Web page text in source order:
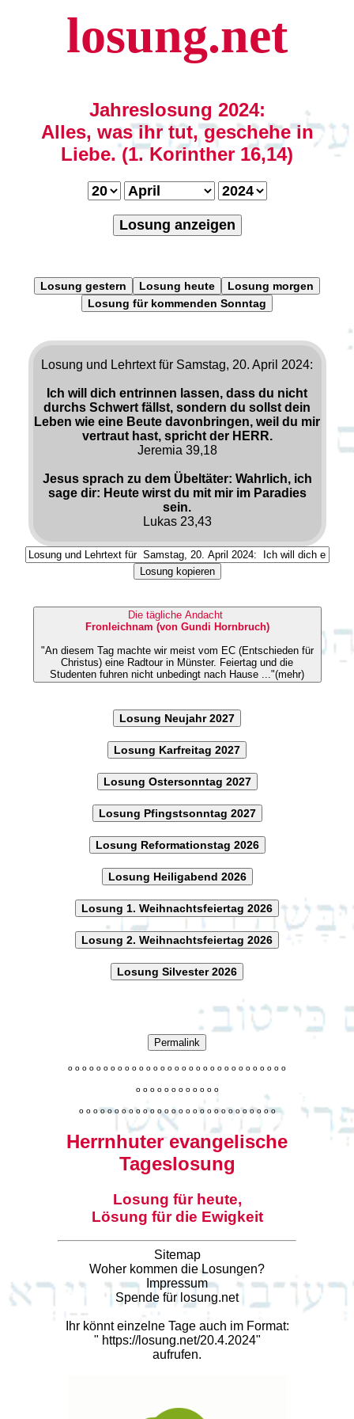
losung.net
Jahreslosung 2024:
Alles, was ihr tut, geschehe in
Liebe. (1. Korinther 16,14)
Losung anzeigen
Losung gestern Losung heute
Losung morgen
Losung für kommenden Sonntag
Losung und Lehrtext für Samstag, 20. April 2024:
Ich will dich entrinnen lassen, dass du nicht
durchs Schwert fällst, sondern du sollst dein
Leben wie eine Beute davonbringen, weil du mir
vertraut hast, spricht der HERR.
Jeremia 39,18
Jesus sprach zu dem Übeltäter: Wahrlich, ich
sage dir: Heute wirst du mit mir im Paradies
sein.
Lukas 23,43
Losung kopieren
Die tägliche Andacht
Fronleichnam (von Gundi Hornbruch)
"An diesem Tag machte wir meist vom EC (Entschieden für
Christus) eine Radtour in Münster. Feiertag und die
Studenten fuhren nicht unbedingt nach Hause ..."(mehr)
Losung Neujahr 2027
Losung Karfreitag 2027
Losung Ostersonntag 2027
Losung Pfingstsonntag 2027
Losung Reformationstag 2026
Losung Heiligabend 2026
Losung 1. Weihnachtsfeiertag 2026
Losung 2. Weihnachtsfeiertag 2026
Losung Silvester 2026
Permalink
o o o o o o o o o o o o o o o o o o o o o o o o o o o o o o o
o o o o o o o o o o o o
o o o o o o o o o o o o o o o o o o o o o o o o o o o o
Herrnhuter evangelische
Tageslosung
Losung für heute,
Lösung für die Ewigkeit
Sitemap
Woher kommen die Losungen?
Impressum
Spende für losung.net
Ihr könnt einzelne Tage auch im Format:
" https://losung.net/20.4.2024"
aufrufen.